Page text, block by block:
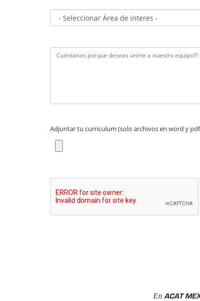
Adjuntar tu curriculum (solo archivos en word y
En ACAT